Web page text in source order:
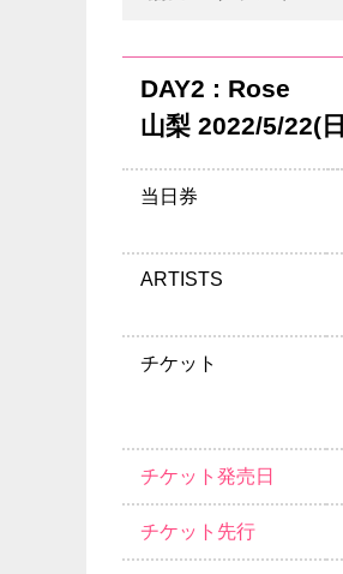
DAY2 : Rose
山梨 2022/5/22(
当日券
ARTISTS
チケット
チケット発売日
チケット先行